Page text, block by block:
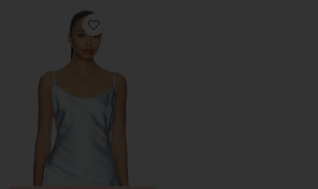
Favorite Molly Top